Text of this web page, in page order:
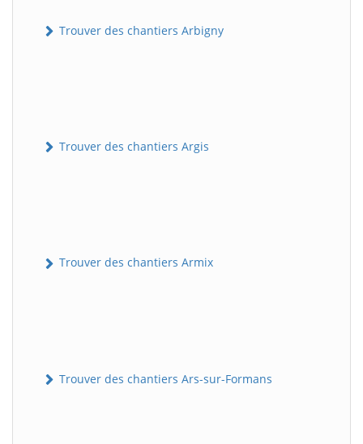
Trouver des chantiers Arbigny
Trouver des chantiers Argis
Trouver des chantiers Armix
Trouver des chantiers Ars-sur-Formans